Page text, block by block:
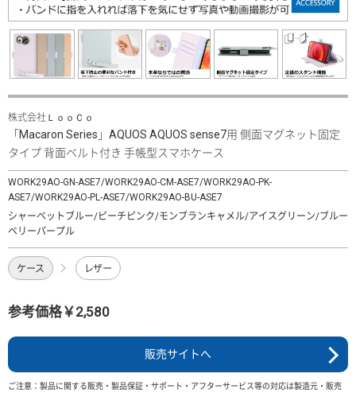
株式会社ＬｏｏＣｏ
「Macaron Series」AQUOS AQUOS sense7用 側面マグネット固定
タイプ 背面ベルト付き 手帳型スマホケース
WORK29AO-GN-ASE7/WORK29AO-CM-ASE7/WORK29AO-PK-
ASE7/WORK29AO-PL-ASE7/WORK29AO-BU-ASE7
シャーベットブルー/ピーチピンク/モンブランキャメル/アイスグリーン/ブルー
ベリーパープル
ケース レザー
参考価格￥2,580
販売サイトへ
ご注意：製品に関する販売・製品保証・サポート・アフターサービス等の対応は製造元・販売